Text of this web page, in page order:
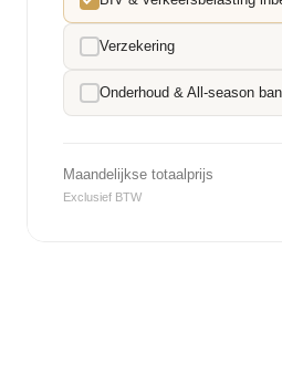
Verzekering
Onderhoud & All-season
Maandelijkse totaalprijs
Exclusief BTW